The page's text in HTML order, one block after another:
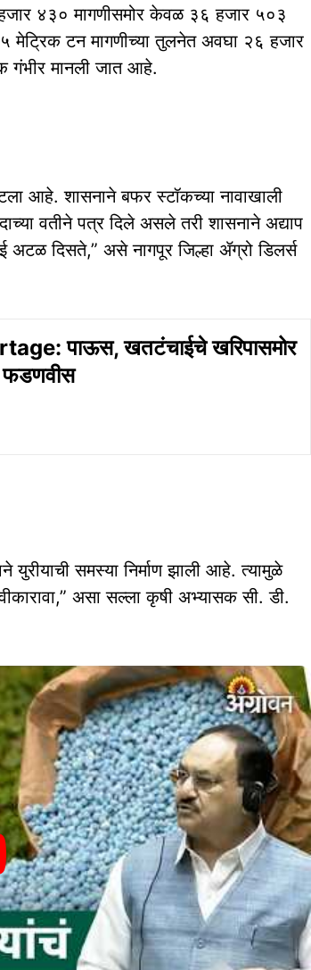
४३० मागणीसमोर केवळ ३६ हजार ५०३
मेट्रिक टन मागणीच्या तुलनेत अवघा २६ हजार
गंभीर मानली जात आहे.
आहे. शासनाने बफर स्टॉकच्या नावाखाली
वतीने पत्र दिले असले तरी शासनाने अद्याप
दिसते,” असे नागपूर जिल्हा ॲग्रो डिलर्स
पाऊस, खतटंचाईचे खरिपासमोर
फडणवीस
युरीयाची समस्या निर्माण झाली आहे. त्यामुळे
असा सल्ला कृषी अभ्यासक सी. डी‌.